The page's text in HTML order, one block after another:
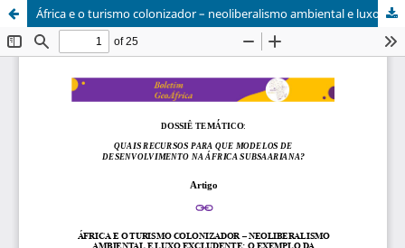
África e o turismo colonizador – neoliberalismo ambiental e luxo excludente: o exemplo da Tanzânia.